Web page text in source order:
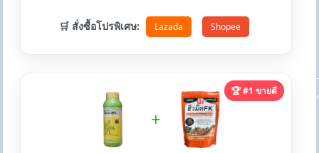
🛒 สั่งซื้อโปรพิเศษ: Lazada Shopee
🏆 #1 ขายดี
+